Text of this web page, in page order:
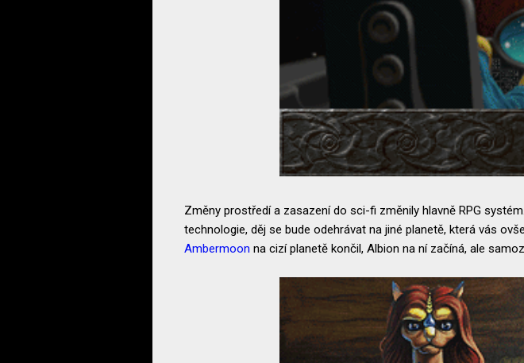
Změny prostředí a zasazení do sci-fi změnily hlavně RPG
technologie, děj se bude odehrávat na jiné planetě, která vás
Ambermoon na cizí planetě končil, Albion na ní začíná, ale